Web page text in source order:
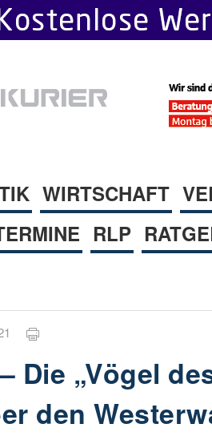
WIRTSCHAFT
RLP
Die „Vögel
den